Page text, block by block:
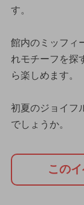
す。
館内のミッフィ
れモチーフを探
ら楽しめます。
初夏のジョイフ
でしょうか。
この